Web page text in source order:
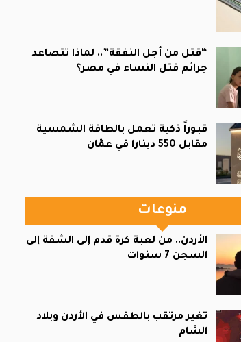
“قتل من أجل النفقة”.. لماذا تتصاعد
جرائم قتل النساء في مصر؟
قبوراً ذكية تعمل بالطاقة الشمسية
مقابل 550 دينارا في عمّان
منوعات
الأردن.. من لعبة كرة قدم إلى الشقة إلى
السجن 7 سنوات
تغير مرتقب بالطقس في الأردن وبلاد
الشام